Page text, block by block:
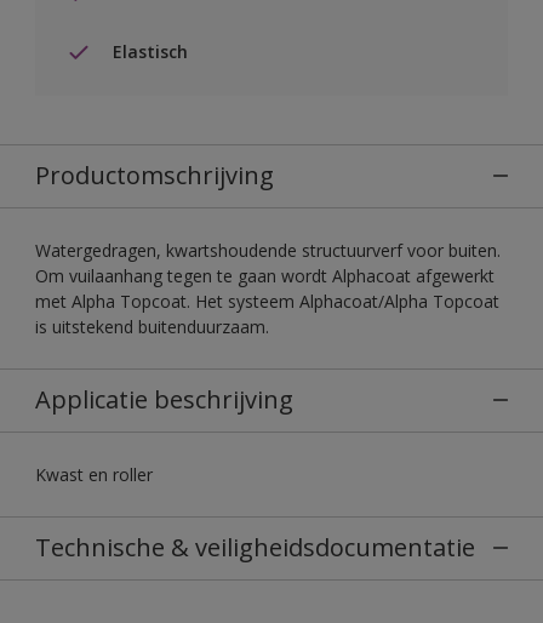
Elastisch
Productomschrijving
Watergedragen, kwartshoudende structuurverf voor buiten.
Om vuilaanhang tegen te gaan wordt Alphacoat afgewerkt
met Alpha Topcoat. Het systeem Alphacoat/Alpha Topcoat
is uitstekend buitenduurzaam.
Applicatie beschrijving
Kwast en roller
Technische & veiligheidsdocumentatie